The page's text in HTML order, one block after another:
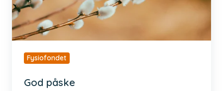
Fysiofondet
God påske